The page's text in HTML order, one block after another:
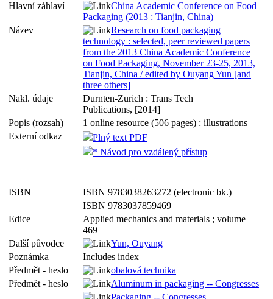
Hlavní záhlaví
China Academic Conference on Food
Packaging (2013 : Tianjin, China)
Název
Research on food packaging
technology : selected, peer reviewed papers
from the 2013 China Academic Conference
on Food Packaging, November 23-25, 2013,
Tianjin, China / edited by Ouyang Yun [and
three others]
Nakl. údaje
Durnten-Zurich : Trans Tech
Publications, [2014]
Popis (rozsah)
1 online resource (506 pages) : illustrations
Externí odkaz
Plný text PDF
* Návod pro vzdálený přístup
ISBN
ISBN 9783038263272 (electronic bk.)
ISBN 9783037859469
Edice
Applied mechanics and materials ; volume
469
Další původce
Yun, Ouyang
Poznámka
Includes index
Předmět - heslo
obalová technika
Předmět - heslo
Aluminum in packaging -- Congresses
Packaging -- Congresses